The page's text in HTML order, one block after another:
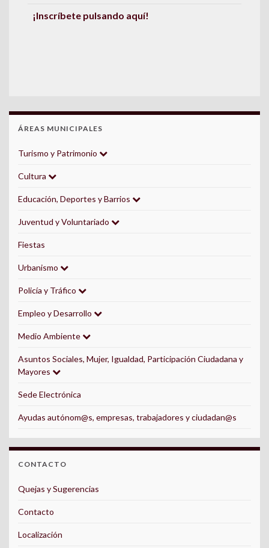
¡Inscríbete pulsando aquí!
ÁREAS MUNICIPALES
Turismo y Patrimonio
Cultura
Educación, Deportes y Barrios
Juventud y Voluntariado
Fiestas
Urbanismo
Policía y Tráfico
Empleo y Desarrollo
Medio Ambiente
Asuntos Sociales, Mujer, Igualdad, Participación Ciudadana y
Mayores
Sede Electrónica
Ayudas autónom@s, empresas, trabajadores y ciudadan@s
CONTACTO
Quejas y Sugerencias
Contacto
Localización